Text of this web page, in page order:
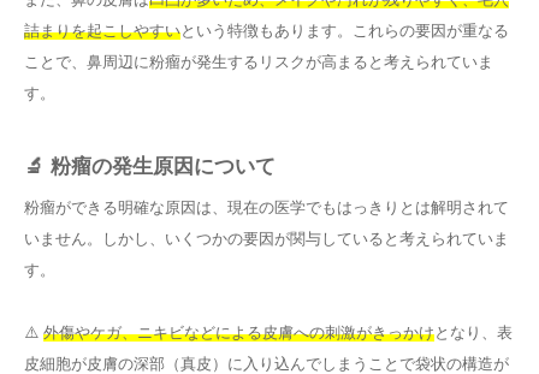
詰まりを起こしやすいという特徴もあります。これらの要因が重なる
ことで、鼻周辺に粉瘤が発生するリスクが高まると考えられていま
す。
🔬 粉瘤の発生原因について
粉瘤ができる明確な原因は、現在の医学でもはっきりとは解明されて
いません。しかし、いくつかの要因が関与していると考えられていま
す。
⚠️ 外傷やケガ、ニキビなどによる皮膚への刺激がきっかけとなり、表
皮細胞が皮膚の深部（真皮）に入り込んでしまうことで袋状の構造が